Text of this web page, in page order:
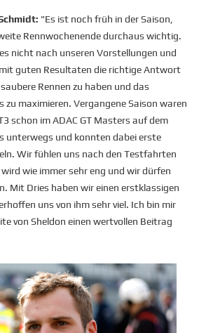
"Es ist noch früh in der Saison,
Rennwochenende durchaus wichtig.
nicht nach unseren Vorstellungen und
guten Resultaten die richtige Antwort
Rennen zu haben und das
zu maximieren. Vergangene Saison waren
schon im ADAC GT Masters auf dem
unterwegs und konnten dabei erste
Wir fühlen uns nach den Testfahrten
wie immer sehr eng und wir dürfen
Mit Dries haben wir einen erstklassigen
uns von ihm sehr viel. Ich bin mir
von Sheldon einen wertvollen Beitrag